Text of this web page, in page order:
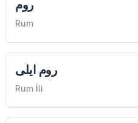
روم
Rum
روم ايلی
Rum İli